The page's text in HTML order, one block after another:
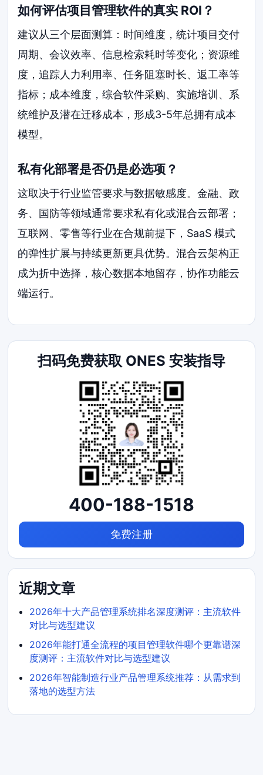
如何评估项目管理软件的真实 ROI？
建议从三个层面测算：时间维度，统计项目交付
周期、会议效率、信息检索耗时等变化；资源维
度，追踪人力利用率、任务阻塞时长、返工率等
指标；成本维度，综合软件采购、实施培训、系
统维护及潜在迁移成本，形成3-5年总拥有成本
模型。
私有化部署是否仍是必选项？
这取决于行业监管要求与数据敏感度。金融、政
务、国防等领域通常要求私有化或混合云部署；
互联网、零售等行业在合规前提下，SaaS 模式
的弹性扩展与持续更新更具优势。混合云架构正
成为折中选择，核心数据本地留存，协作功能云
端运行。
扫码免费获取 ONES 安装指导
400-188-1518
免费注册
近期文章
2026年十大产品管理系统排名深度测评：主流软件
对比与选型建议
2026年能打通全流程的项目管理软件哪个更靠谱深
度测评：主流软件对比与选型建议
2026年智能制造行业产品管理系统推荐：从需求到
落地的选型方法